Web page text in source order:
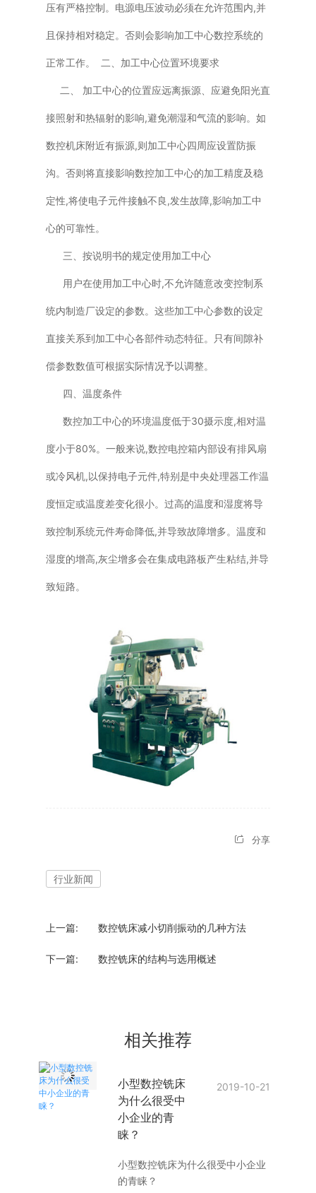
压有严格控制。电源电压波动必须在允许范围内,并
且保持相对稳定。否则会影响加工中心数控系统的
正常工作。 二、加工中心位置环境要求
二、 加工中心的位置应远离振源、应避免阳光直
接照射和热辐射的影响,避免潮湿和气流的影响。如
数控机床附近有振源,则加工中心四周应设置防振
沟。否则将直接影响数控加工中心的加工精度及稳
定性,将使电子元件接触不良,发生故障,影响加工中
心的可靠性。
三、按说明书的规定使用加工中心
用户在使用加工中心时,不允许随意改变控制系
统内制造厂设定的参数。这些加工中心参数的设定
直接关系到加工中心各部件动态特征。只有间隙补
偿参数数值可根据实际情况予以调整。
四、温度条件
数控加工中心的环境温度低于30摄示度,相对温
度小于80%。一般来说,数控电控箱内部设有排风扇
或冷风机,以保持电子元件,特别是中央处理器工作温
度恒定或温度差变化很小。过高的温度和湿度将导
致控制系统元件寿命降低,并导致故障增多。温度和
湿度的增高,灰尘增多会在集成电路板产生粘结,并导
致短路。
分享
行业新闻
上一篇: 数控铣床减小切削振动的几种方法
下一篇: 数控铣床的结构与选用概述
相关推荐
小型数控铣床
为什么很受中
小企业的青
睐？
2019-10-21
小型数控铣床为什么很受中小企业
的青睐？